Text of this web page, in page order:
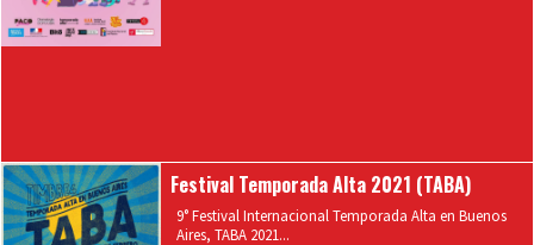
Festival Temporada Alta 2021 (TABA)
9° Festival Internacional Temporada Alta en Buenos
Aires, TABA 2021...